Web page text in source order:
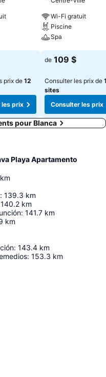
prix
prix de 12
les prix
Wi-Fi gratuit
Piscine
Spa
Consulter les
de 109 $
Consulter les prix de
sites
Consulter les prix
pour Blanca
Playa Apartamento
km
: 139.3 km
140.2 km
: 141.7 km
km
: 143.4 km
: 153.3 km